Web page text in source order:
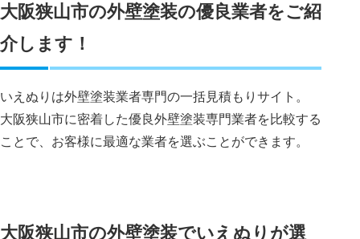
大阪狭山市の外壁塗装の優良業者をご紹
介します！
いえぬりは外壁塗装業者専門の一括見積もりサイト。
大阪狭山市に密着した優良外壁塗装専門業者を比較する
ことで、お客様に最適な業者を選ぶことができます。
大阪狭山市の外壁塗装でいえぬりが選